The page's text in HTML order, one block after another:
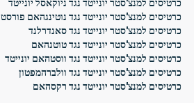
כרטיסים למנצ'סטר יונייטד נגד ניוקאסל יונייטד
כרטיסים למנצ'סטר יונייטד נגד נוטינגהאם פורסט
כרטיסים למנצ'סטר יונייטד נגד סאנדרלנד
כרטיסים למנצ'סטר יונייטד נגד טוטנהאם
כרטיסים למנצ'סטר יונייטד נגד ווסטהאם יונייטד
כרטיסים למנצ'סטר יונייטד נגד וולברהמפטון
כרטיסים למנצ'סטר יונייטד נגד רקסהאם